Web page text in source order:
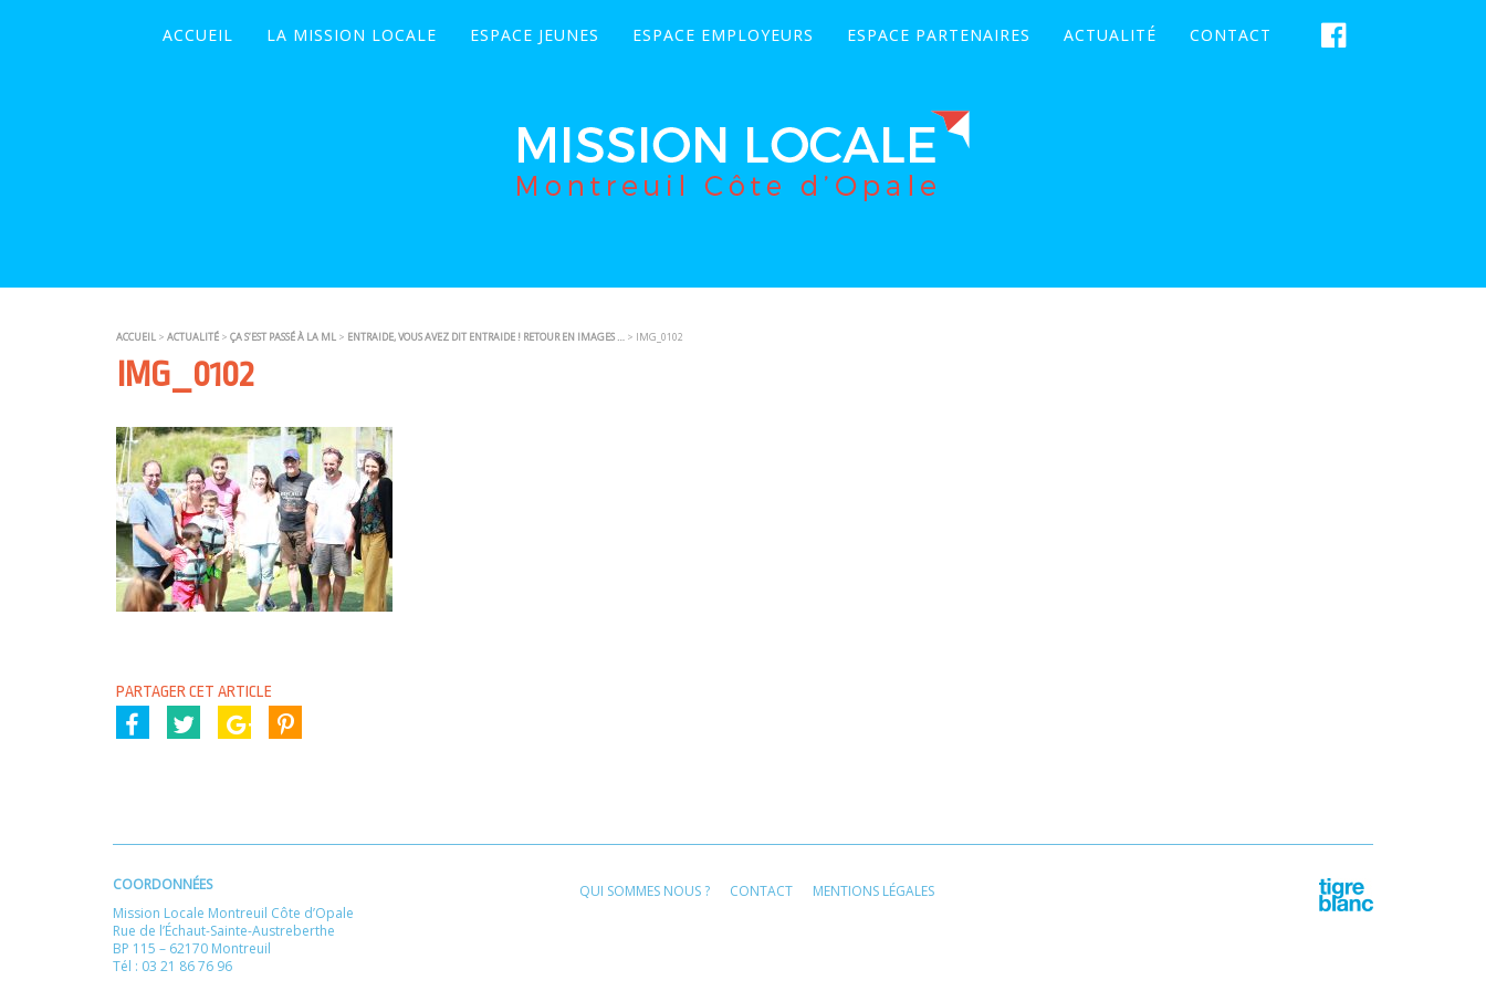
ACCUEIL LA MISSION LOCALE ESPACE JEUNES ESPACE EMPLOYEURS ESPACE PARTENAIRES ACTUALITÉ CONTACT
ACCUEIL > ACTUALITÉ > ÇA S’EST PASSÉ À LA ML > ENTRAIDE, VOUS AVEZ DIT ENTRAIDE ! RETOUR EN IMAGES … > IMG_0102
IMG_0102
PARTAGER CET ARTICLE
COORDONNÉES
Mission Locale Montreuil Côte d’Opale
Rue de l’Échaut-Sainte-Austreberthe
BP 115 – 62170 Montreuil
Tél : 03 21 86 76 96
QUI SOMMES NOUS ? CONTACT MENTIONS LÉGALES